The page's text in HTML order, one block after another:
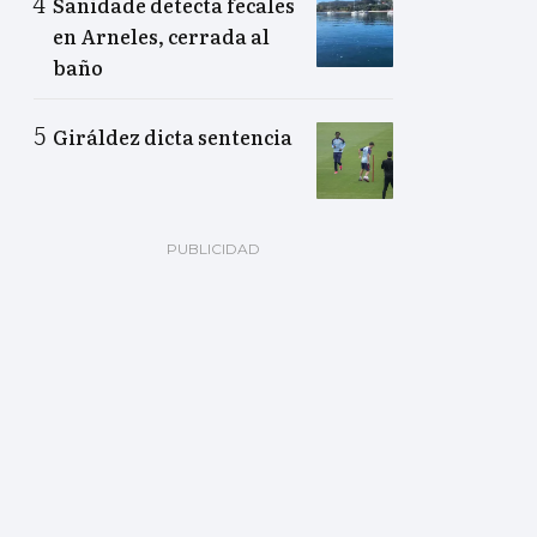
en Arneles, cerrada al
baño
Giráldez dicta sentencia